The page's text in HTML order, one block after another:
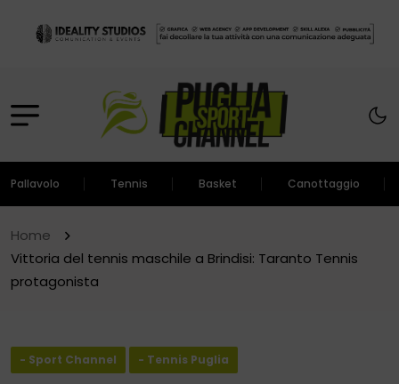
Pallavolo Tennis Basket Canottaggio
Home
Vittoria del tennis maschile a Brindisi: Taranto Tennis
protagonista
- Sport Channel - Tennis Puglia